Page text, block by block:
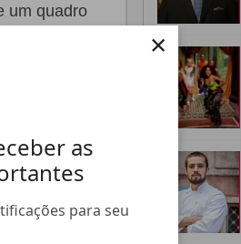
as
para seu
×
um quadro
TRABALHE NO ESTRELANDO